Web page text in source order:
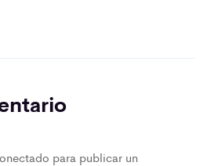
para publicar un